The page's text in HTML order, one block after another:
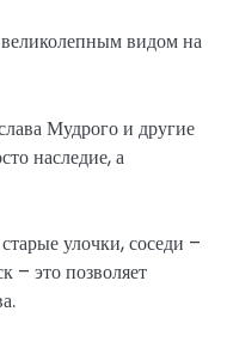
видом на
Мудрого и другие
наследие, а
улочки, соседи –
– это позволяет